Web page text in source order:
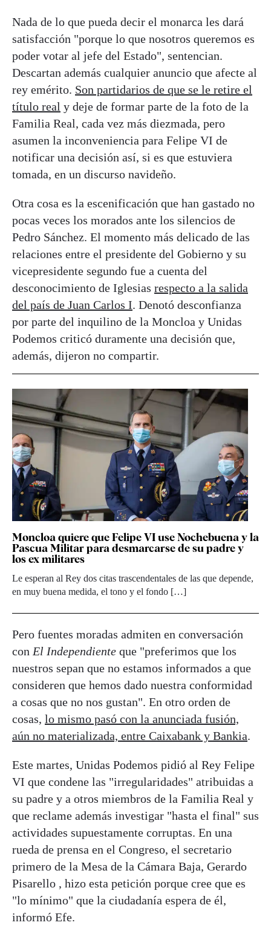
Nada de lo que pueda decir el monarca les dará
satisfacción "porque lo que nosotros queremos es
poder votar al jefe del Estado", sentencian.
Descartan además cualquier anuncio que afecte al
rey emérito. Son partidarios de que se le retire el
título real y deje de formar parte de la foto de la
Familia Real, cada vez más diezmada, pero
asumen la inconveniencia para Felipe VI de
notificar una decisión así, si es que estuviera
tomada, en un discurso navideño.
Otra cosa es la escenificación que han gastado no
pocas veces los morados ante los silencios de
Pedro Sánchez. El momento más delicado de las
relaciones entre el presidente del Gobierno y su
vicepresidente segundo fue a cuenta del
desconocimiento de Iglesias respecto a la salida
del país de Juan Carlos I. Denotó desconfianza
por parte del inquilino de la Moncloa y Unidas
Podemos criticó duramente una decisión que,
además, dijeron no compartir.
Moncloa quiere que Felipe VI use Nochebuena y la
Pascua Militar para desmarcarse de su padre y
los ex militares
Le esperan al Rey dos citas trascendentales de las que depende,
en muy buena medida, el tono y el fondo […]
Pero fuentes moradas admiten en conversación
con El Independiente que "preferimos que los
nuestros sepan que no estamos informados a que
consideren que hemos dado nuestra conformidad
a cosas que no nos gustan". En otro orden de
cosas, lo mismo pasó con la anunciada fusión,
aún no materializada, entre Caixabank y Bankia.
Este martes, Unidas Podemos pidió al Rey Felipe
VI que condene las "irregularidades" atribuidas a
su padre y a otros miembros de la Familia Real y
que reclame además investigar "hasta el final" sus
actividades supuestamente corruptas. En una
rueda de prensa en el Congreso, el secretario
primero de la Mesa de la Cámara Baja, Gerardo
Pisarello , hizo esta petición porque cree que es
"lo mínimo" que la ciudadanía espera de él,
informó Efe.